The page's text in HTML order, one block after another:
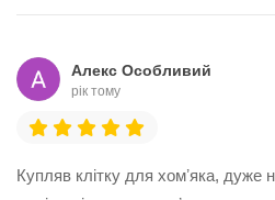
Алекс Особливий
рік тому
Купляв клітку для хомʼяка, дуже